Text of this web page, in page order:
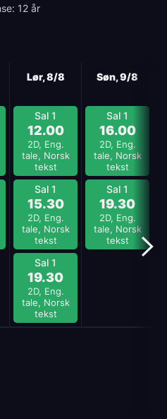
12 år
Lør, 8/8
Sal 1
12.00
2D, Eng.
tale, Norsk
tekst
Sal 1
15.30
2D, Eng.
tale, Norsk
tekst
Sal 1
19.30
2D, Eng.
tale, Norsk
tekst
Søn, 9/8
Sal 1
16.00
2D, Eng.
tale, Norsk
tekst
Sal 1
19.30
2D, Eng.
tale, Norsk
tekst